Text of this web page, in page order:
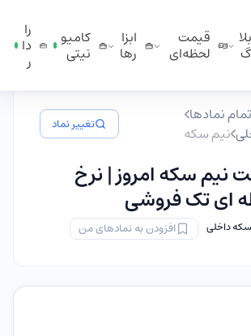
بلا
گ
قیمت
لحظه‌ای
ابزا
ر‌ها
کامیو
نیتی
را
دا
ر
نمادها
نیم سکه تغییر نماد
نیم سکه امروز | نرخ
ای تک فروشی
داخلی افزودن به نمادهای من